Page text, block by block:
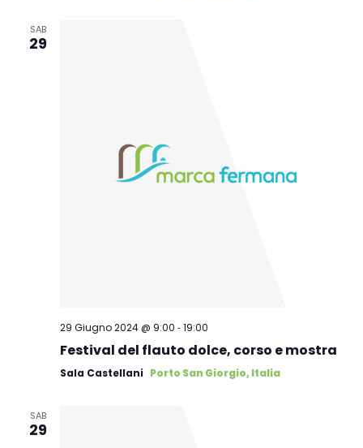
SAB
29
29 Giugno 2024 @ 9:00 -19:00
Festival del flauto dolce, corso e mostra
Sala Castellani Porto San Giorgio, Italia
SAB
29